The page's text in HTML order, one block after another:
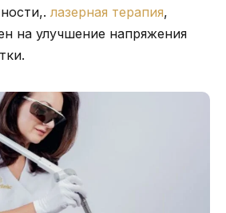
лазерная терапия,
на улучшение напряжения